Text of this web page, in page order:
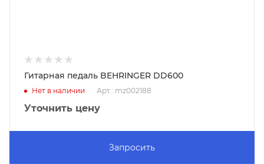
Гитарная педаль BEHRINGER DD600
Нет в наличии Арт.: mz002188
Уточнить цену
Запросить